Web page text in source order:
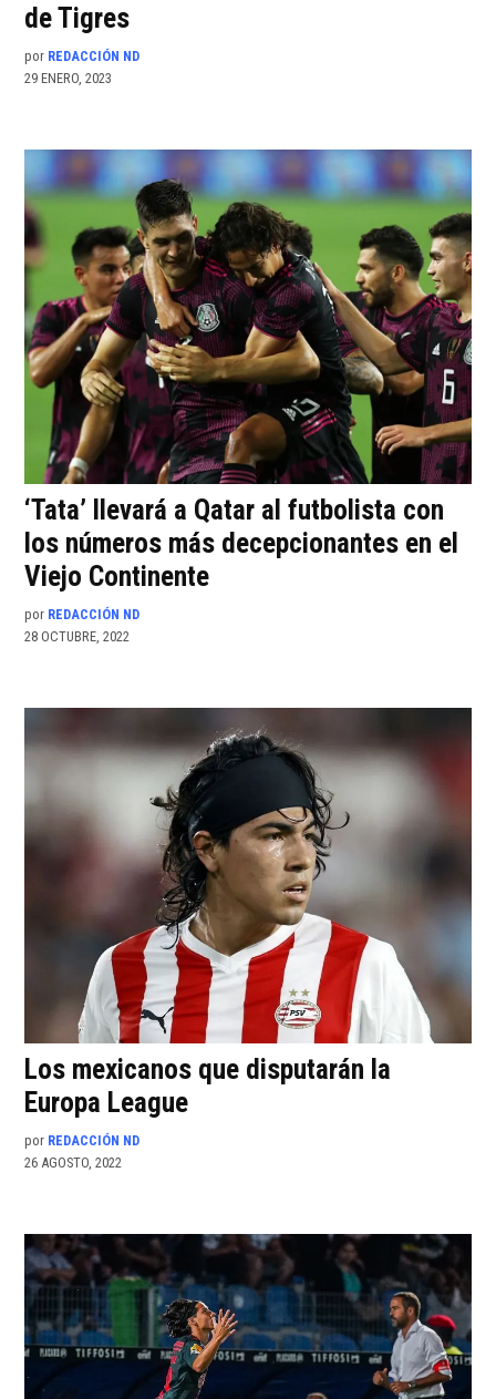
de Tigres
por REDACCIÓN ND
29 ENERO, 2023
‘Tata’ llevará a Qatar al futbolista con
los números más decepcionantes en el
Viejo Continente
por REDACCIÓN ND
28 OCTUBRE, 2022
Los mexicanos que disputarán la
Europa League
por REDACCIÓN ND
26 AGOSTO, 2022